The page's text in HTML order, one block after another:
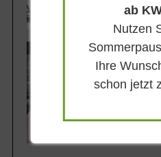
ab
Nutzen
Ihre
schon jetzt